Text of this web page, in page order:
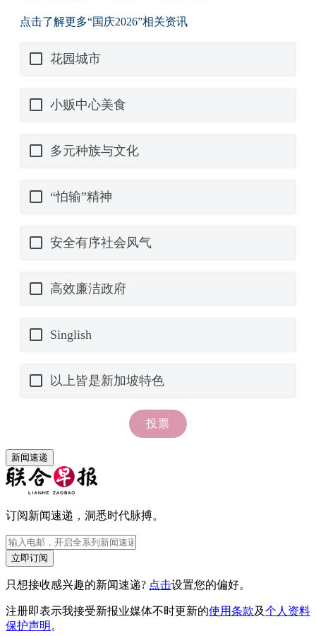
新闻速递
订阅新闻速递，洞悉时代脉搏。
立即订阅
只想接收感兴趣的新闻速递? 点击设置您的偏好。
注册即表示我接受新报业媒体不时更新的使用条款及个人资料
保护声明 。